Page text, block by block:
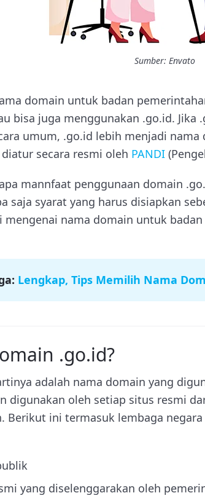
Sumber: Envato
domain untuk badan
bisa juga menggunakan .go.id.
umum, .go.id lebih menjadi
secara resmi oleh PANDI
mannfaat penggunaan domain
saja syarat yang harus disiapkan
mengenai nama domain untuk
Lengkap, Tips Memilih Nama
.go.id?
adalah nama domain yang
digunakan oleh setiap situs resmi
Berikut ini termasuk lembaga
yang diselenggarakan oleh